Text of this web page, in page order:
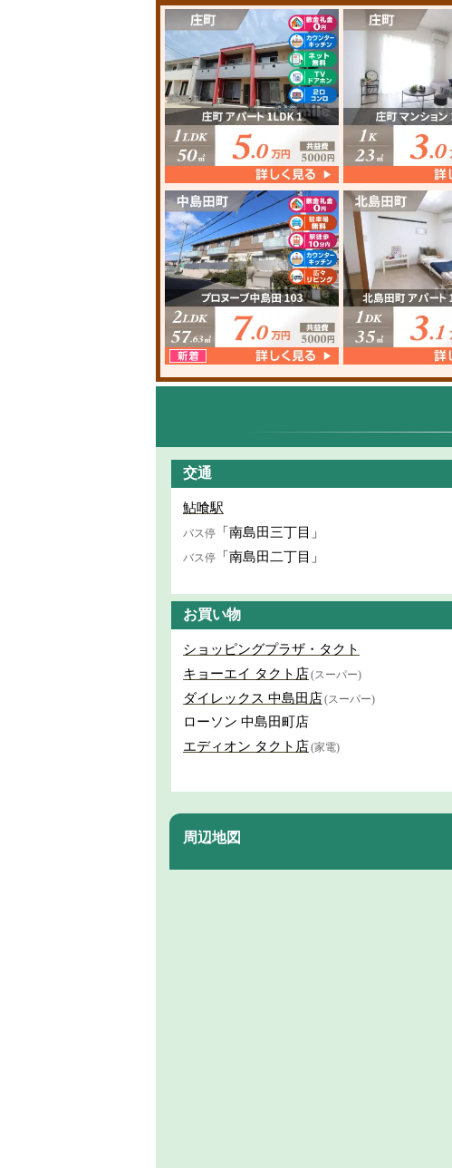
交通
鮎喰駅
バス停 「南島田三丁目」
バス停 「南島田二丁目」
お買い物
ショッピングプラザ・タクト
キョーエイ タクト店(スーパー)
ダイレックス 中島田店(スーパー)
ローソン 中島田町店
エディオン タクト店(家電)
周辺地図